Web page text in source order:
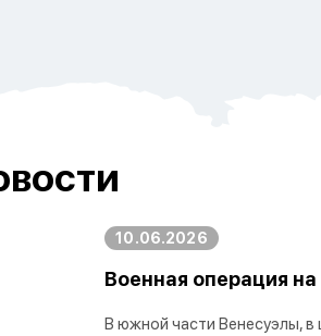
10.06.2026
Военная операция
В южной части Венесуэлы, в